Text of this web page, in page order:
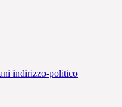
indirizzo-politico